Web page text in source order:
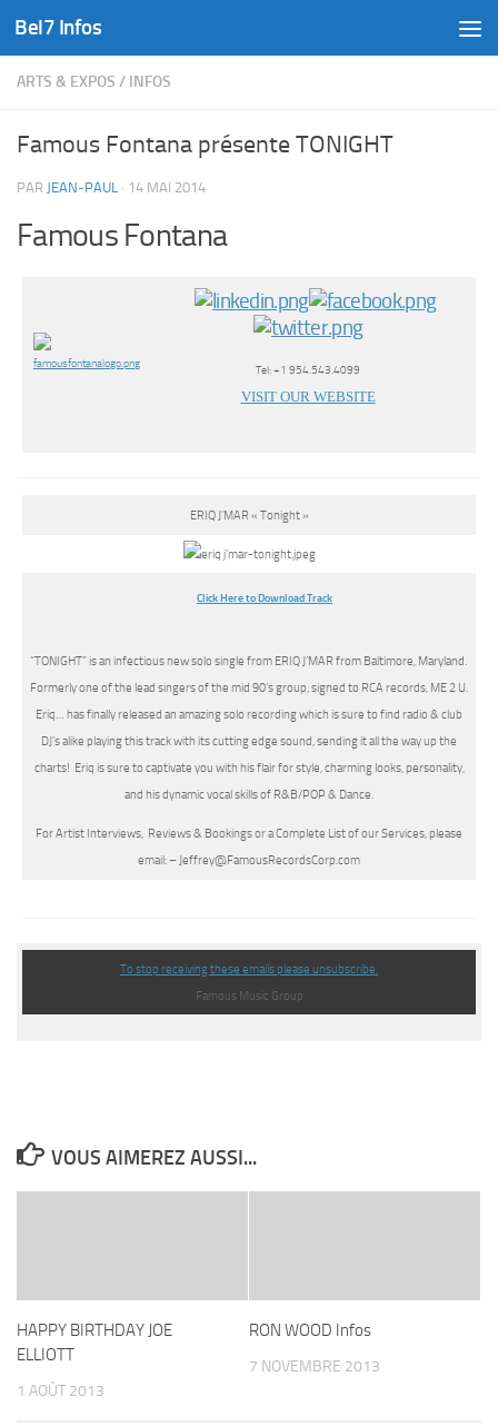
Skip to content
Bel7 Infos
ARTS & EXPOS / INFOS
Famous Fontana présente TONIGHT
PAR JEAN-PAUL · 14 MAI 2014
Famous Fontana
Tel: +1 954.543.4099
VISIT OUR WEBSITE
ERIQ J’MAR « Tonight »
Click Here to Download Track
“TONIGHT” is an infectious new solo single from ERIQ J’MAR from Baltimore, Maryland.
Formerly one of the lead singers of the mid 90’s group, signed to RCA records, ME 2 U.
Eriq… has finally released an amazing solo recording which is sure to find radio & club
DJ’s alike playing this track with its cutting edge sound, sending it all the way up the
charts! Eriq is sure to captivate you with his flair for style, charming looks, personality,
and his dynamic vocal skills of R&B/POP & Dance.
For Artist Interviews, Reviews & Bookings or a Complete List of our Services, please
email: – Jeffrey@FamousRecordsCorp.com
To stop receiving these emails please unsubscribe.
Famous Music Group
VOUS AIMEREZ AUSSI...
HAPPY BIRTHDAY JOE
ELLIOTT
1 AOÛT 2013
RON WOOD Infos
7 NOVEMBRE 2013